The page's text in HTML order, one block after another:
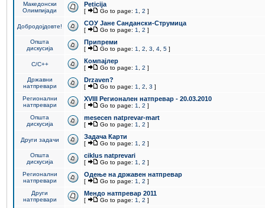
Македонски
Олимпијади
Peticija
[ Go to page: 1 2 ]
Добродојдовте! СОУ Јане Сандански-Струмица
[ Go to page: 1 2 ]
Општа
дискусија
Припреми
[ Go to page: 1 2 3 4 5 ]
C/C++ Компајлер
[ Go to page: 1 2 ]
Државни
натпревари
Drzaven?
[ Go to page: 1 2 3 ]
Регионални
натпревари
XVIII Регионален натпревар - 20.03.2010
[ Go to page: 1 2 ]
Општа
дискусија
mesecen natprevar-mart
[ Go to page: 1 2 ]
Други задачи Задача Карти
[ Go to page: 1 2 ]
Општа
дискусија
ciklus natprevari
[ Go to page: 1 2 ]
Регионални
натпревари
Одење на државен натпревар
[ Go to page: 1 2 ]
Други
натпревари
Мендо натпревар 2011
[ Go to page: 1 2 ]